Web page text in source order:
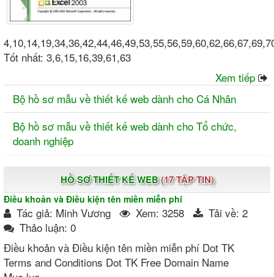
Tốt nhất: 3,6,15,16,39,61,63
Xem tiếp
Bộ hồ sơ mẫu về thiết kế web dành cho Cá Nhân
Bộ hồ sơ mẫu về thiết kế web dành cho Tổ chức,
doanh nghiệp
HỒ SƠ THIẾT KẾ WEB (17 TẬP TIN)
Điều khoản và Điều kiện tên miền miễn phí
Tác giả: Minh Vương Xem: 3258
Tải về: 2
Thảo luận: 0
Điều khoản và Điều kiện tên miền miễn phí Dot TK
Terms and Conditions Dot TK Free Domain Name